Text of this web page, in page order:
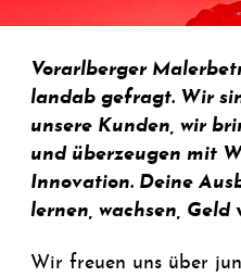
Vorarlberger
landab gefragt. Wir
unsere Kunden, wir
und überzeugen mit
Innovation. Deine
lernen, wachsen, Geld
Wir freuen uns über